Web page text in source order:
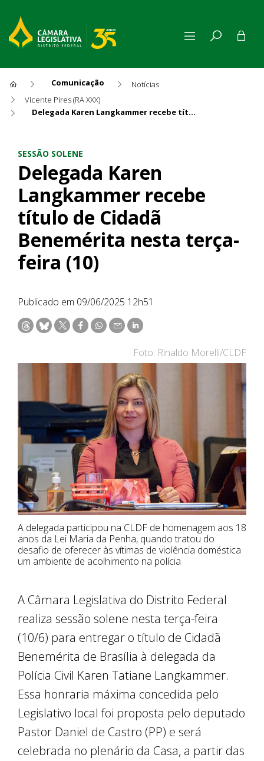
Comunicação
Notícias
Vicente Pires (RA XXX)
Delegada Karen Langkammer recebe título de Cidadã Benemérita nesta terça-feira (10)
SESSÃO SOLENE
Delegada Karen
Langkammer recebe
título de Cidadã
Benemérita nesta terça-
feira (10)
Publicado em 09/06/2025 12h51
Foto: Rinaldo Morelli/CLDF
A delegada participou na CLDF de homenagem aos 18
anos da Lei Maria da Penha, quando tratou do
desafio de oferecer às vítimas de violência doméstica
um ambiente de acolhimento na polícia
A Câmara Legislativa do Distrito Federal
realiza sessão solene nesta terça-feira
(10/6) para entregar o título de Cidadã
Benemérita de Brasília à delegada da
Polícia Civil Karen Tatiane Langkammer.
Essa honraria máxima concedida pelo
Legislativo local foi proposta pelo deputado
Pastor Daniel de Castro (PP) e será
celebrada no plenário da Casa, a partir das